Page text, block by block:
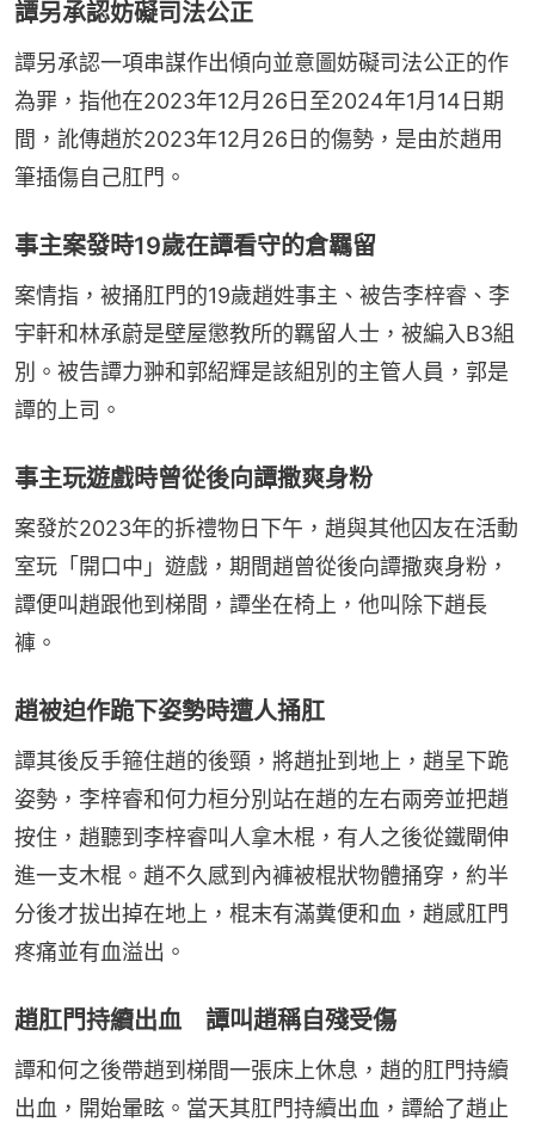
譚另承認妨礙司法公正
譚另承認一項串謀作出傾向並意圖妨礙司法公正的作
為罪，指他在2023年12月26日至2024年1月14日期
間，訛傳趙於2023年12月26日的傷勢，是由於趙用
筆插傷自己肛門。
事主案發時19歲在譚看守的倉羈留
案情指，被捅肛門的19歲趙姓事主、被告李梓睿、李
宇軒和林承蔚是壁屋懲教所的羈留人士，被編入B3組
別。被告譚力翀和郭紹輝是該組別的主管人員，郭是
譚的上司。
事主玩遊戲時曾從後向譚撒爽身粉
案發於2023年的拆禮物日下午，趙與其他囚友在活動
室玩「開口中」遊戲，期間趙曾從後向譚撒爽身粉，
譚便叫趙跟他到梯間，譚坐在椅上，他叫除下趙長
褲。
趙被迫作跪下姿勢時遭人捅肛
譚其後反手箍住趙的後頸，將趙扯到地上，趙呈下跪
姿勢，李梓睿和何力桓分別站在趙的左右兩旁並把趙
按住，趙聽到李梓睿叫人拿木棍，有人之後從鐵閘伸
進一支木棍。趙不久感到內褲被棍狀物體捅穿，約半
分後才拔出掉在地上，棍末有滿糞便和血，趙感肛門
疼痛並有血溢出。
趙肛門持續出血 譚叫趙稱自殘受傷
譚和何之後帶趙到梯間一張床上休息，趙的肛門持續
出血，開始暈眩。當天其肛門持續出血，譚給了趙止